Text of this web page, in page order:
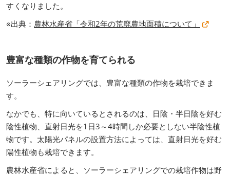
すくなりました。
※出典： 農林水産省「令和2年の荒廃農地面積について」
豊富な種類の作物を育てられる
ソーラーシェアリングでは、豊富な種類の作物を栽培できま
す。
なかでも、特に向いているとされるのは、日陰・半日陰を好む
陰性植物、直射日光を1日3～4時間しか必要としない半陰性植
物です。太陽光パネルの設置方法によっては、直射日光を好む
陽性植物も栽培できます。
農林水産省によると、ソーラーシェアリングでの栽培作物は野